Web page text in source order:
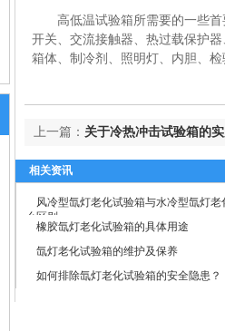
高低温试验箱所需要的一些
开关、交流接触器、热过载保护
箱体、制冷剂、照明灯、内胆、
上一篇： 关于冷热冲击试验箱的
相关资讯
风冷型氙灯老化试验箱与水冷型氙灯老
么区别
橡胶氙灯老化试验箱的具体用途
氙灯老化试验箱的维护及保养
如何排除氙灯老化试验箱的安全隐患？